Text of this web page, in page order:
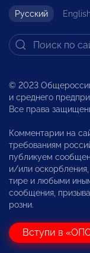
Русский English
© 2023
и среднего
Все права
Комментарии на
требованиям
публикуем
и/или
тире и любыми
сообщения,
розни.
Вступи в